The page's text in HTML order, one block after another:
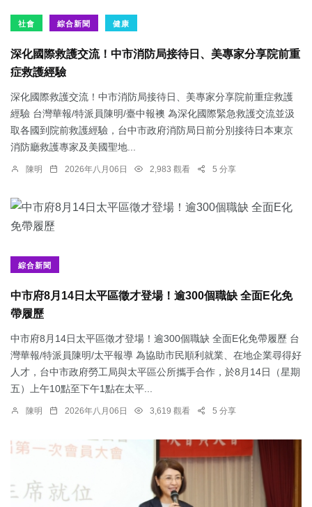
社會 綜合新聞 健康
深化國際救護交流！中市消防局接待日、美專家分享院前重
症救護經驗
深化國際救護交流！中市消防局接待日、美專家分享院前重症救護
經驗 台灣華報/特派員陳明/臺中報襖 為深化國際緊急救護交流並汲
取各國到院前救護經驗，台中市政府消防局日前分別接待日本東京
消防廳救護專家及美國聖地...
陳明 2026年八月06日 2,983 觀看 5 分享
綜合新聞
中市府8月14日太平區徵才登場！逾300個職缺 全面E化免
帶履歷
中市府8月14日太平區徵才登場！逾300個職缺 全面E化免帶履歷 台
灣華報/特派員陳明/太平報導 為協助市民順利就業、在地企業尋得好
人才，台中市政府勞工局與太平區公所攜手合作，於8月14日（星期
五）上午10點至下午1點在太平...
陳明 2026年八月06日 3,619 觀看 5 分享